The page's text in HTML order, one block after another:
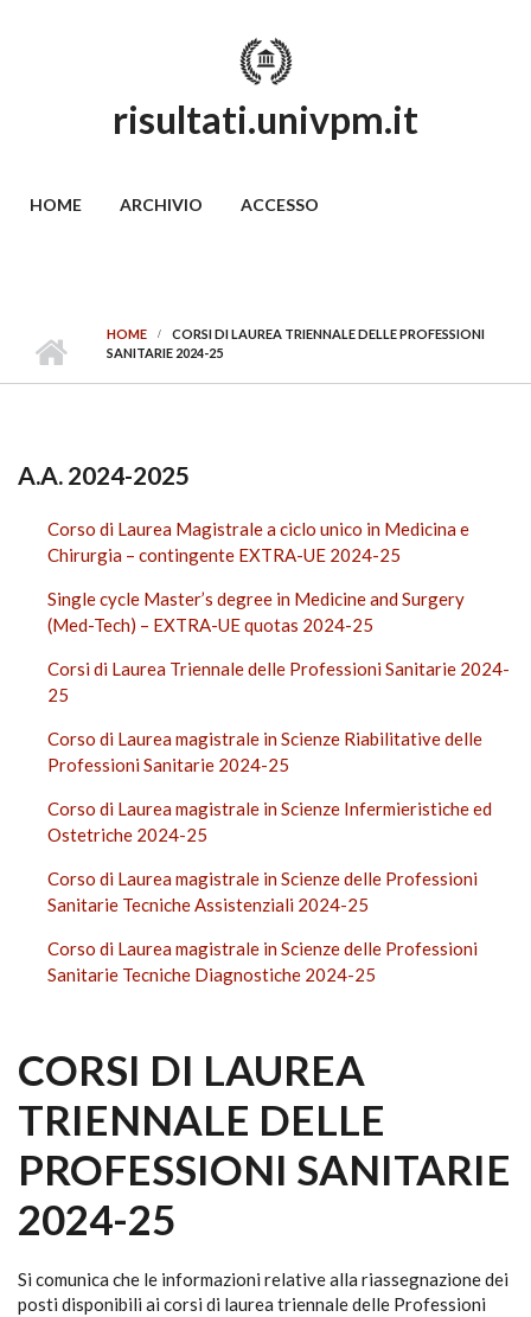
risultati.univpm.it
HOME ARCHIVIO ACCESSO
HOME
CORSI DI LAUREA TRIENNALE DELLE PROFESSIONI
SANITARIE 2024-25
A.A. 2024-2025
Corso di Laurea Magistrale a ciclo unico in Medicina e
Chirurgia – contingente EXTRA-UE 2024-25
Single cycle Master’s degree in Medicine and Surgery
(Med-Tech) – EXTRA-UE quotas 2024-25
Corsi di Laurea Triennale delle Professioni Sanitarie 2024-
25
Corso di Laurea magistrale in Scienze Riabilitative delle
Professioni Sanitarie 2024-25
Corso di Laurea magistrale in Scienze Infermieristiche ed
Ostetriche 2024-25
Corso di Laurea magistrale in Scienze delle Professioni
Sanitarie Tecniche Assistenziali 2024-25
Corso di Laurea magistrale in Scienze delle Professioni
Sanitarie Tecniche Diagnostiche 2024-25
CORSI DI LAUREA
TRIENNALE DELLE
PROFESSIONI SANITARIE
2024-25
Si comunica che le informazioni relative alla riassegnazione dei
posti disponibili ai corsi di laurea triennale delle Professioni